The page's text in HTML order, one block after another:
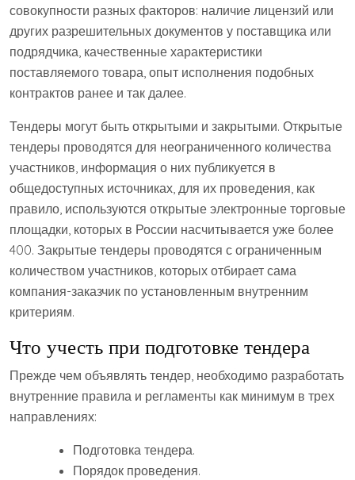
совокупности разных факторов: наличие лицензий или
других разрешительных документов у поставщика или
подрядчика, качественные характеристики
поставляемого товара, опыт исполнения подобных
контрактов ранее и так далее.
Тендеры могут быть открытыми и закрытыми. Открытые
тендеры проводятся для неограниченного количества
участников, информация о них публикуется в
общедоступных источниках, для их проведения, как
правило, используются открытые электронные торговые
площадки, которых в России насчитывается уже более
400. Закрытые тендеры проводятся с ограниченным
количеством участников, которых отбирает сама
компания-заказчик по установленным внутренним
критериям.
Что учесть при подготовке тендера
Прежде чем объявлять тендер, необходимо разработать
внутренние правила и регламенты как минимум в трех
направлениях:
Подготовка тендера.
Порядок проведения.